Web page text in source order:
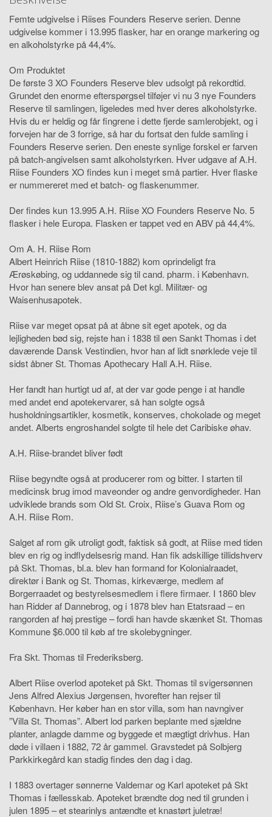
Femte udgivelse i Riises Founders Reserve serien. Denne
udgivelse kommer i 13.995 flasker, har en orange markering og
en alkoholstyrke på 44,4%.
Om Produktet
De første 3 XO Founders Reserve blev udsolgt på rekordtid.
Grundet den enorme efterspørgsel tilføjer vi nu 3 nye Founders
Reserve til samlingen, ligeledes med hver deres alkoholstyrke.
Hvis du er heldig og får fingrene i dette fjerde samlerobjekt, og i
forvejen har de 3 forrige, så har du fortsat den fulde samling i
Founders Reserve serien. Den eneste synlige forskel er farven
på batch-angivelsen samt alkoholstyrken. Hver udgave af A.H.
Riise Founders XO findes kun i meget små partier. Hver flaske
er nummereret med et batch- og flaskenummer.
Der findes kun 13.995 A.H. Riise XO Founders Reserve No. 5
flasker i hele Europa. Flasken er tappet ved en ABV på 44,4%.
Om A. H. Riise Rom
Albert Heinrich Riise (1810-1882) kom oprindeligt fra
Ærøskøbing, og uddannede sig til cand. pharm. i København.
Hvor han senere blev ansat på Det kgl. Militær- og
Waisenhusapotek.
Riise var meget opsat på at åbne sit eget apotek, og da
lejligheden bød sig, rejste han i 1838 til øen Sankt Thomas i det
daværende Dansk Vestindien, hvor han af lidt snørklede veje til
sidst åbner St. Thomas Apothecary Hall A.H. Riise.
Her fandt han hurtigt ud af, at der var gode penge i at handle
med andet end apotekervarer, så han solgte også
husholdningsartikler, kosmetik, konserves, chokolade og meget
andet. Alberts engroshandel solgte til hele det Caribiske øhav.
A.H. Riise-brandet bliver født
Riise begyndte også at producerer rom og bitter. I starten til
medicinsk brug imod maveonder og andre genvordigheder. Han
udviklede brands som Old St. Croix, Riise’s Guava Rom og
A.H. Riise Rom.
Salget af rom gik utroligt godt, faktisk så godt, at Riise med tiden
blev en rig og indflydelsesrig mand. Han fik adskillige tillidshverv
på Skt. Thomas, bl.a. blev han formand for Kolonialraadet,
direktør i Bank og St. Thomas, kirkeværge, medlem af
Borgerraadet og bestyrelsesmedlem i flere firmaer. I 1860 blev
han Ridder af Dannebrog, og i 1878 blev han Etatsraad – en
rangorden af høj prestige – fordi han havde skænket St. Thomas
Kommune $6.000 til køb af tre skolebygninger.
Fra Skt. Thomas til Frederiksberg.
Albert Riise overlod apoteket på Skt. Thomas til svigersønnen
Jens Alfred Alexius Jørgensen, hvorefter han rejser til
København. Her køber han en stor villa, som han navngiver
”Villa St. Thomas”. Albert lod parken beplante med sjældne
planter, anlagde damme og byggede et mægtigt drivhus. Han
døde i villaen i 1882, 72 år gammel. Gravstedet på Solbjerg
Parkkirkegård kan stadig findes den dag i dag.
I 1883 overtager sønnerne Valdemar og Karl apoteket på Skt
Thomas i fællesskab. Apoteket brændte dog ned til grunden i
julen 1895 – et stearinlys antændte et knastørt juletræ!